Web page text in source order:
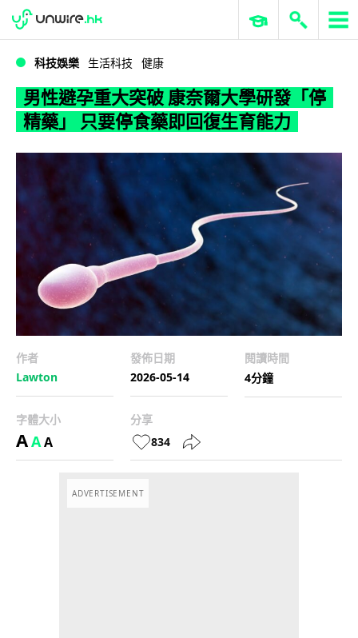
WWDC 2026 ERP 與商業 AI
科技娛樂 生活科技 健康
男性避孕重大突破 康奈爾大學研發「停
精藥」 只要停食藥即回復生育能力
作者
Lawton
發佈日期
2026-05-14
閱讀時間
4分鐘
字體大小
AAA
分享
834
ADVERTISEMENT